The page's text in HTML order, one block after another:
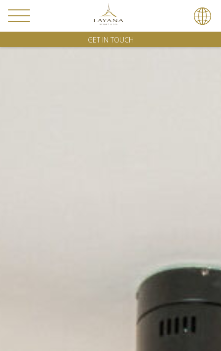
GET IN TOUCH